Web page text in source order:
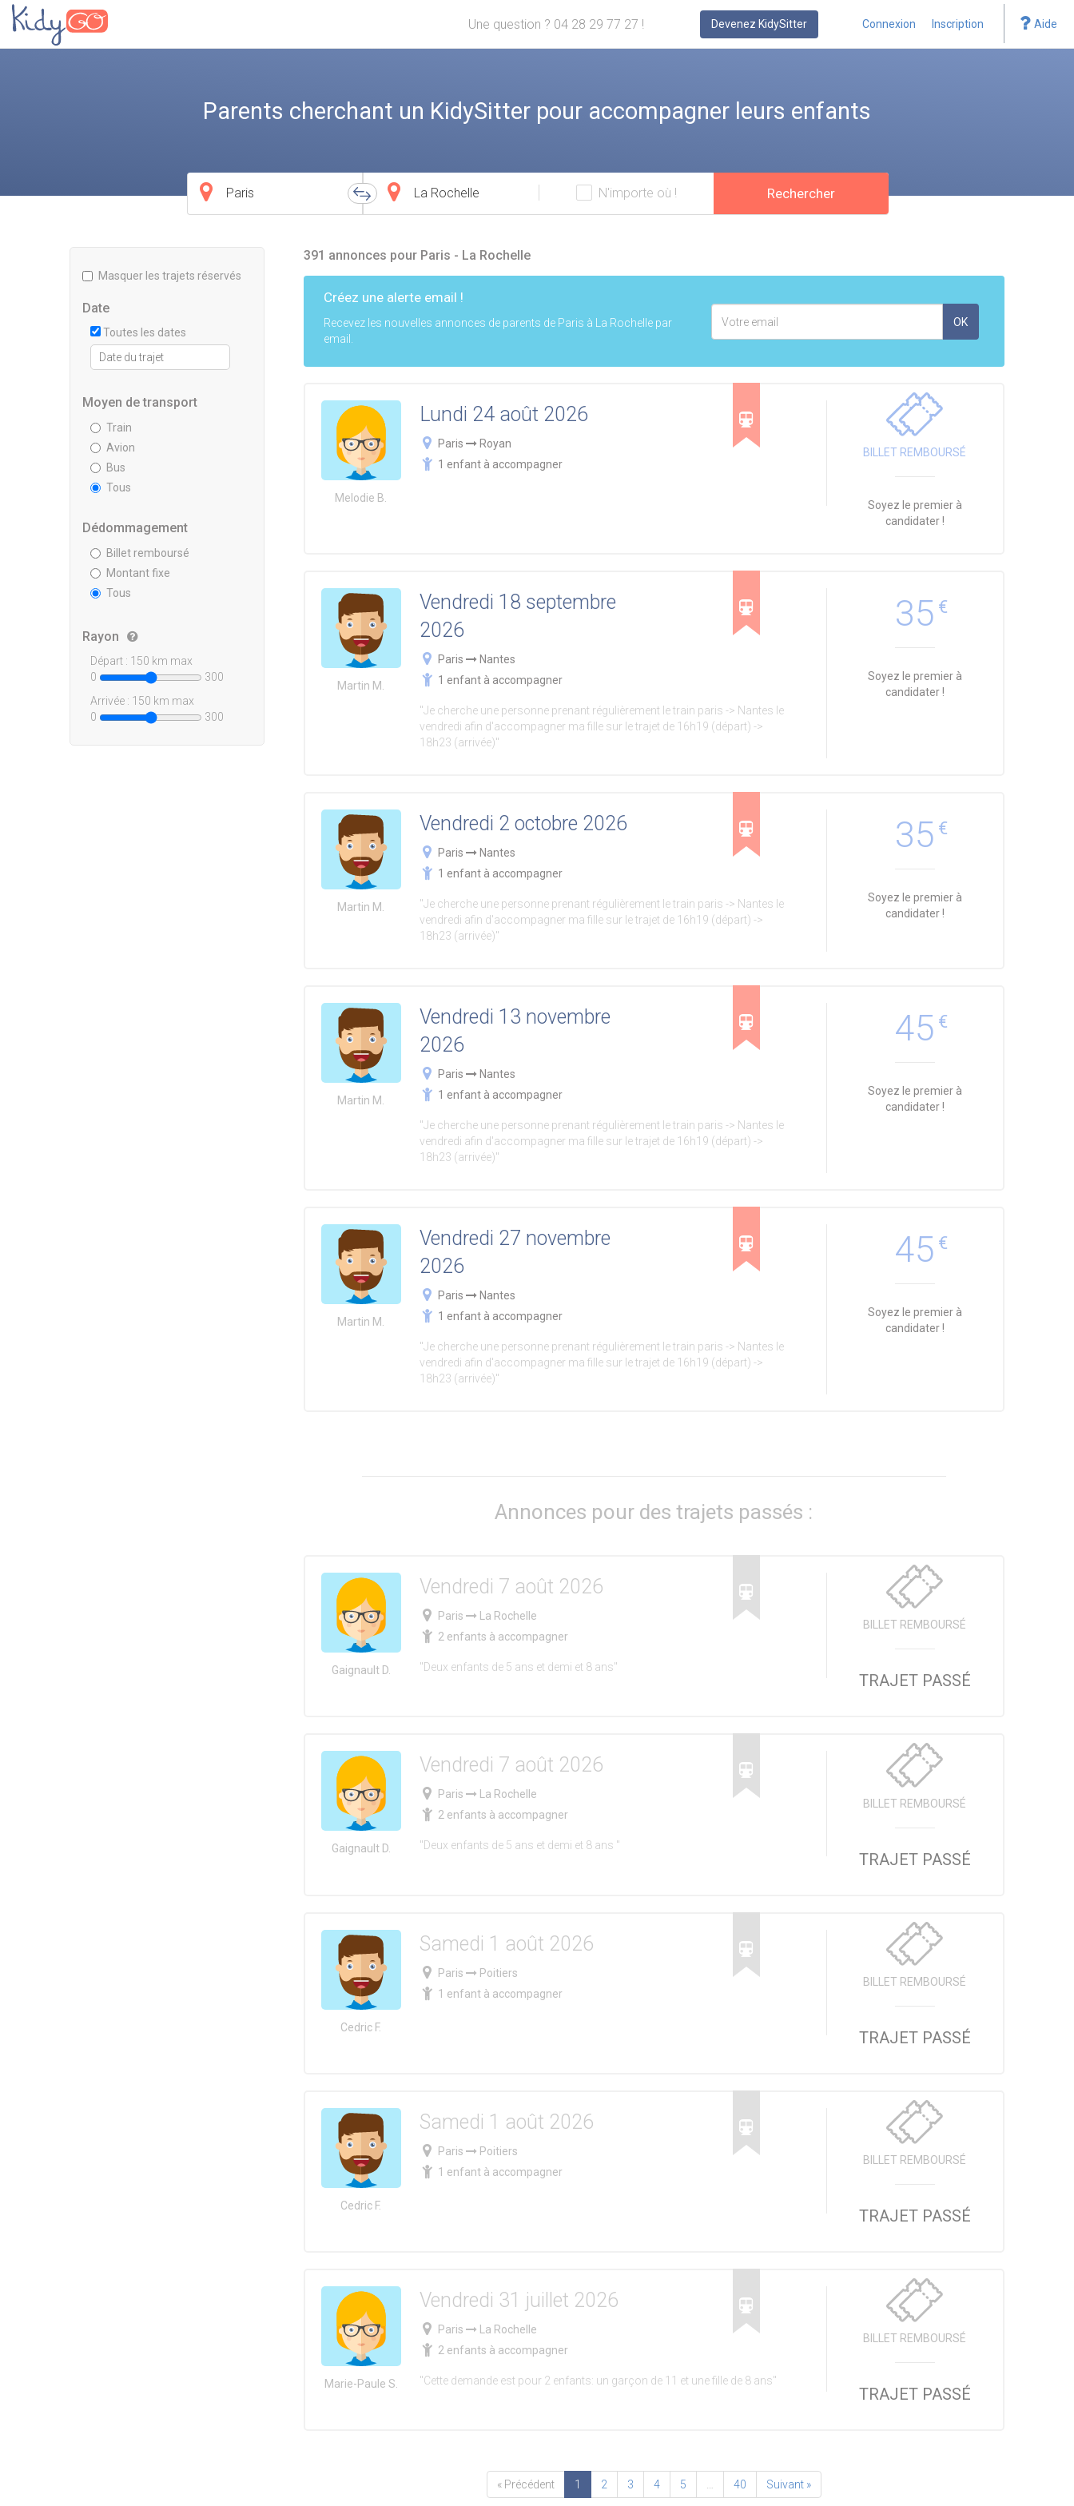
Une question ? 04 28 29 77 27 ! Devenez KidySitter Connexion Inscription Aide
Parents cherchant un KidySitter pour accompagner leurs enfants
Ville
de
départ
Ville
d'arrivée
N'importe où ! Rechercher
Masquer les trajets réservés
Date
Toutes les dates
Moyen de transport
Train
Avion
Bus
Tous
Dédommagement
Billet remboursé
Montant fixe
Tous
Rayon
Départ : 150 km max
0
300
Arrivée : 150 km max
0
300
391 annonces pour Paris - La Rochelle
Créez une alerte email !
Recevez les nouvelles annonces de parents de Paris à La Rochelle par
email.
mail
OK
Melodie B.
Lundi 24 août 2026
Paris
Royan
1 enfant à accompagner
BILLET REMBOURSÉ
Soyez le premier à
candidater !
Martin M.
Vendredi 18 septembre
2026
Paris
Nantes
1 enfant à accompagner
"Je cherche une personne prenant régulièrement le train paris -> Nantes le
vendredi afin d'accompagner ma fille sur le trajet de 16h19 (départ) ->
18h23 (arrivée)"
35 €
Soyez le premier à
candidater !
Martin M.
Vendredi 2 octobre 2026
Paris
Nantes
1 enfant à accompagner
"Je cherche une personne prenant régulièrement le train paris -> Nantes le
vendredi afin d'accompagner ma fille sur le trajet de 16h19 (départ) ->
18h23 (arrivée)"
35 €
Soyez le premier à
candidater !
Martin M.
Vendredi 13 novembre
2026
Paris
Nantes
1 enfant à accompagner
"Je cherche une personne prenant régulièrement le train paris -> Nantes le
vendredi afin d'accompagner ma fille sur le trajet de 16h19 (départ) ->
18h23 (arrivée)"
45 €
Soyez le premier à
candidater !
Martin M.
Vendredi 27 novembre
2026
Paris
Nantes
1 enfant à accompagner
"Je cherche une personne prenant régulièrement le train paris -> Nantes le
vendredi afin d'accompagner ma fille sur le trajet de 16h19 (départ) ->
18h23 (arrivée)"
45 €
Soyez le premier à
candidater !
Annonces pour des trajets passés :
Gaignault D.
Vendredi 7 août 2026
Paris
La Rochelle
2 enfants à accompagner
"Deux enfants de 5 ans et demi et 8 ans"
BILLET REMBOURSÉ
TRAJET PASSÉ
Gaignault D.
Vendredi 7 août 2026
Paris
La Rochelle
2 enfants à accompagner
"Deux enfants de 5 ans et demi et 8 ans "
BILLET REMBOURSÉ
TRAJET PASSÉ
Cedric F.
Samedi 1 août 2026
Paris
Poitiers
1 enfant à accompagner
BILLET REMBOURSÉ
TRAJET PASSÉ
Cedric F.
Samedi 1 août 2026
Paris
Poitiers
1 enfant à accompagner
BILLET REMBOURSÉ
TRAJET PASSÉ
Marie-Paule S.
Vendredi 31 juillet 2026
Paris
La Rochelle
2 enfants à accompagner
"Cette demande est pour 2 enfants: un garçon de 11 et une fille de 8 ans"
BILLET REMBOURSÉ
TRAJET PASSÉ
« Précédent 1 2 3 4 5 … 40 Suivant »